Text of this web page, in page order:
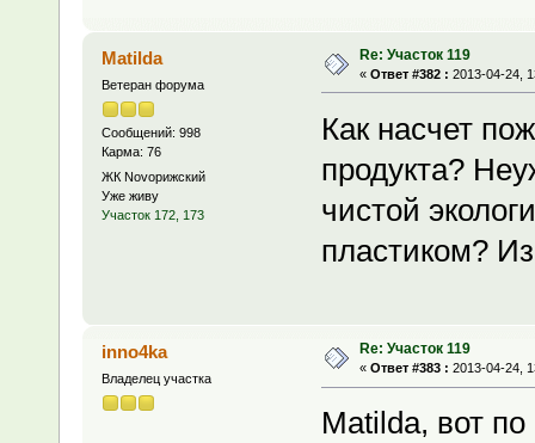
Matilda
Ветеран форума
Сообщений: 998
Карма: 76
ЖК Novoрижский
Уже живу
Участок 172, 173
Re: Участок 119
« Ответ #382 : 2013-04-24,
Как насчет
продукта?
чистой
пластиком?
inno4ka
Владелец участка
Re: Участок 119
« Ответ #383 : 2013-04-24,
Matilda, вот